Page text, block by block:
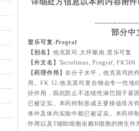
详细处方信息以本药内容附
部分中
普乐可复-Prograf
【别名】 他克莫司,大环哌南,普乐可复
【外文名】 Tacrolimus, Prograf, FK506
【药理作用】在分子水平，他克莫司的
用。FK 12-他克莫司复合物会专一性地
径作用，因此防止不连续性淋巴因子基
已被证实。本药抑制形成主要移值排斥
体外及体内实验中都已被证实。本药抑
作用以及T辅助细胞依赖B细胞的增生